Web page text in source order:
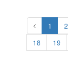
1 2
18
19